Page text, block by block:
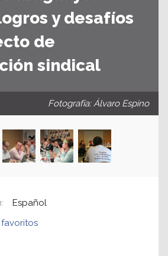
y desafíos
de
sindical
Fotografía: Álvaro Espino
: Español